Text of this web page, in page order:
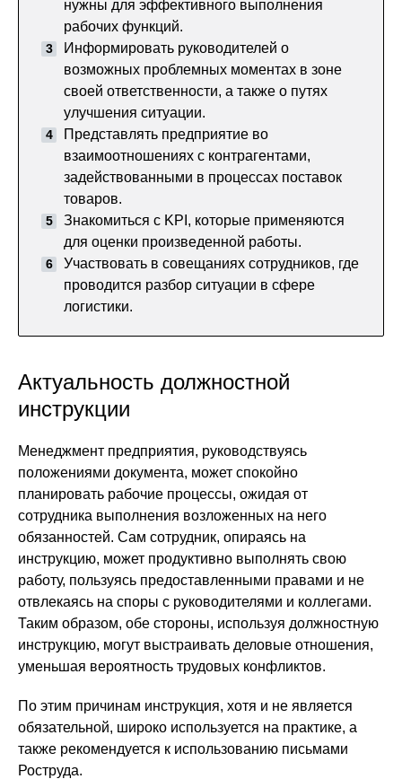
нужны для эффективного выполнения
рабочих функций.
Информировать руководителей о
возможных проблемных моментах в зоне
своей ответственности, а также о путях
улучшения ситуации.
Представлять предприятие во
взаимоотношениях с контрагентами,
задействованными в процессах поставок
товаров.
Знакомиться с KPI, которые применяются
для оценки произведенной работы.
Участвовать в совещаниях сотрудников, где
проводится разбор ситуации в сфере
логистики.
Актуальность должностной
инструкции
Менеджмент предприятия, руководствуясь
положениями документа, может спокойно
планировать рабочие процессы, ожидая от
сотрудника выполнения возложенных на него
обязанностей. Сам сотрудник, опираясь на
инструкцию, может продуктивно выполнять свою
работу, пользуясь предоставленными правами и не
отвлекаясь на споры с руководителями и коллегами.
Таким образом, обе стороны, используя должностную
инструкцию, могут выстраивать деловые отношения,
уменьшая вероятность трудовых конфликтов.
По этим причинам инструкция, хотя и не является
обязательной, широко используется на практике, а
также рекомендуется к использованию письмами
Роструда.